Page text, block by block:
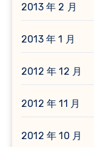
2013 年 2 月
2013 年 1 月
2012 年 12 月
2012 年 11 月
2012 年 10 月